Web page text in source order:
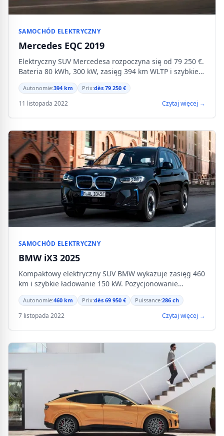
SAMOCHÓD ELEKTRYCZNY
Mercedes EQC 2019
Elektryczny SUV Mercedesa rozpoczyna się od 79 250 €.
Bateria 80 kWh, 300 kW, zasięg 394 km WLTP i szybkie
ładowanie DC do 110 kW.
Autonomie:394 km Prix:dès 79 250 €
11 listopada 2022 Czytaj więcej →
SAMOCHÓD ELEKTRYCZNY
BMW iX3 2025
Kompaktowy elektryczny SUV BMW wykazuje zasięg 460
km i szybkie ładowanie 150 kW. Pozycjonowanie
premium wobec konkurencji niemieckiej.
Autonomie:460 km Prix:dès 69 950 € Puissance:286 ch
7 listopada 2022 Czytaj więcej →